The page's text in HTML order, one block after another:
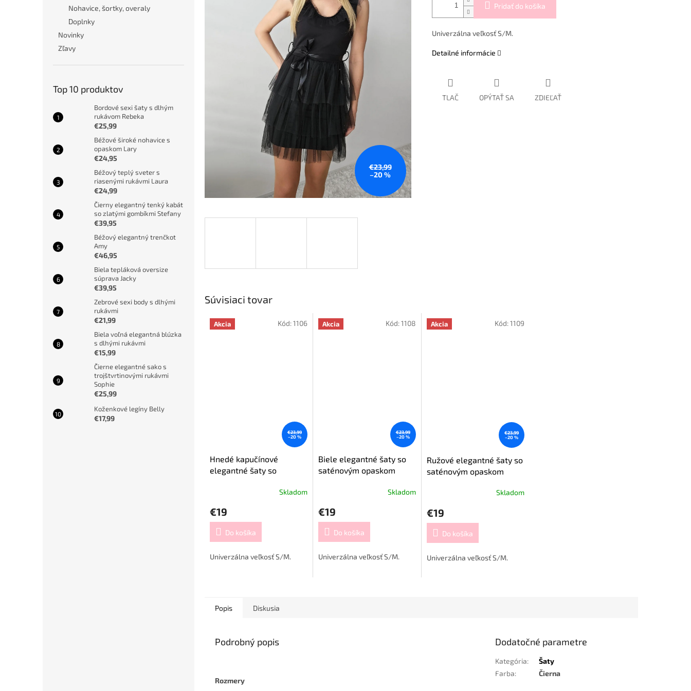
Nohavice, šortky, overaly
Doplnky
Novinky
Zľavy
Top 10 produktov
Bordové sexi šaty s dlhým
rukávom Rebeka
€25,99
Béžové široké nohavice s
opaskom Lary
€24,95
Béžový teplý sveter s
riasenými rukávmi Laura
€24,99
Čierny elegantný tenký kabát
so zlatými gombíkmi Stefany
€39,95
Béžový elegantný trenčkot
Amy
€46,95
Biela tepláková oversize
súprava Jacky
€39,95
Zebrové sexi body s dlhými
rukávmi
€21,99
Biela voľná elegantná blúzka
s dlhými rukávmi
€15,99
Čierne elegantné sako s
trojštvrtinovými rukávmi
Sophie
€25,99
Koženkové legíny Belly
€17,99
€23,99
–20 %
Pridať do košíka
Univerzálna veľkosť S/M.
Detailné informácie
TLAČ OPÝTAŤ SA ZDIEĽAŤ
Súvisiaci tovar
Akcia
€23,99
–20 %
Hnedé kapučínové
elegantné šaty so
Skladom
€19
Do košíka
Univerzálna veľkosť S/M.
Kód:1106 Akcia
€23,99
–20 %
Biele elegantné šaty so
saténovým opaskom
Skladom
€19
Do košíka
Univerzálna veľkosť S/M.
Kód:1108 Akcia
€23,99
–20 %
Ružové elegantné šaty so
saténovým opaskom
Skladom
€19
Do košíka
Univerzálna veľkosť S/M.
Kód:1109
Popis Diskusia
Podrobný popis
Rozmery
Dodatočné parametre
Kategória:
Šaty
Farba: Čierna